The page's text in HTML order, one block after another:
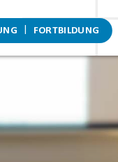
FORTBILDUNG